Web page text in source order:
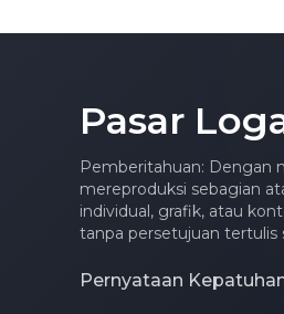
Pasar
Pemberitahuan: Dengan
mereproduksi sebagian
individual, grafik, atau
tanpa persetujuan tertulis
Pernyataan